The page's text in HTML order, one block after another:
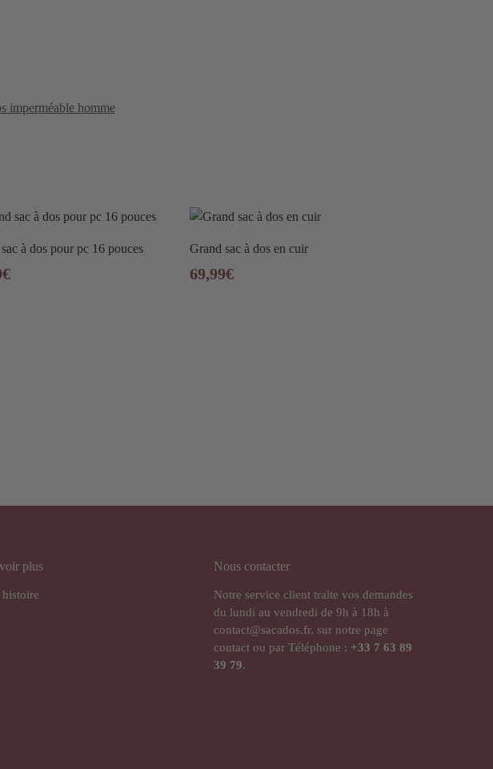
imperméable homme
à dos pour pc 16 pouces
€
Grand sac à dos en cuir
69,99€
plus Nous contacter
Notre service client traite vos demandes
du lundi au vendredi de 9h à 18h à
contact@sacados.fr, sur notre page
contact ou par Téléphone : +33 7 63 89
39 79.